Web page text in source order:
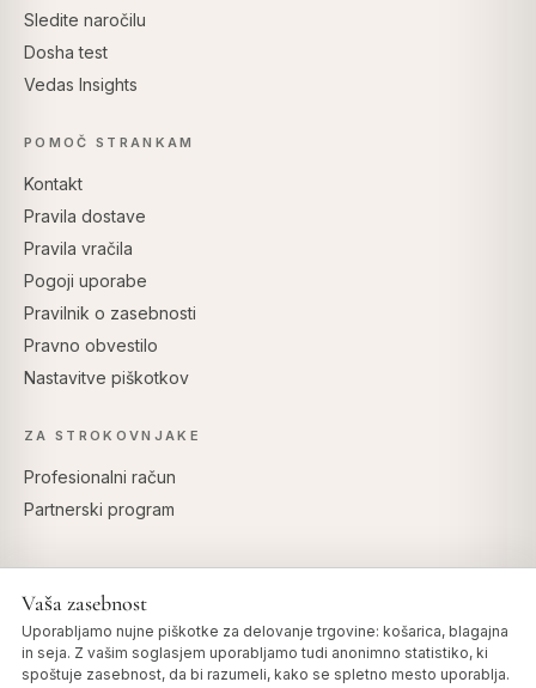
Sledite naročilu
Dosha test
Vedas Insights
POMOČ STRANKAM
Kontakt
Pravila dostave
Pravila vračila
Pogoji uporabe
Pravilnik o zasebnosti
Pravno obvestilo
Nastavitve piškotkov
ZA STROKOVNJAKE
Profesionalni račun
Partnerski program
Vaša zasebnost
Uporabljamo nujne piškotke za delovanje trgovine: košarica, blagajna
in seja. Z vašim soglasjem uporabljamo tudi anonimno statistiko, ki
spoštuje zasebnost, da bi razumeli, kako se spletno mesto uporablja.